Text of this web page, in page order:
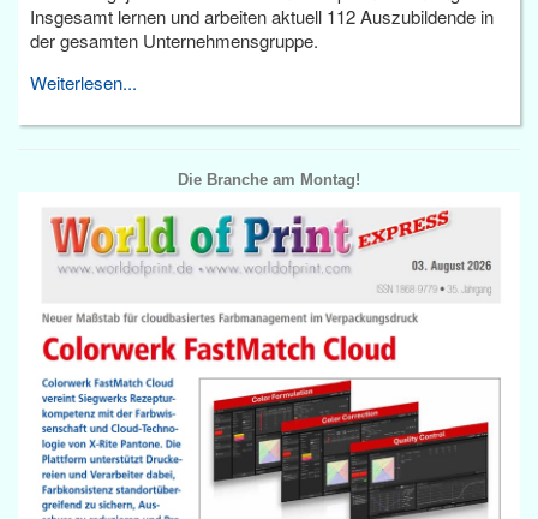
Insgesamt lernen und arbeiten aktuell 112 Auszubildende in
der gesamten Unternehmensgruppe.
Weiterlesen...
Die Branche am Montag!